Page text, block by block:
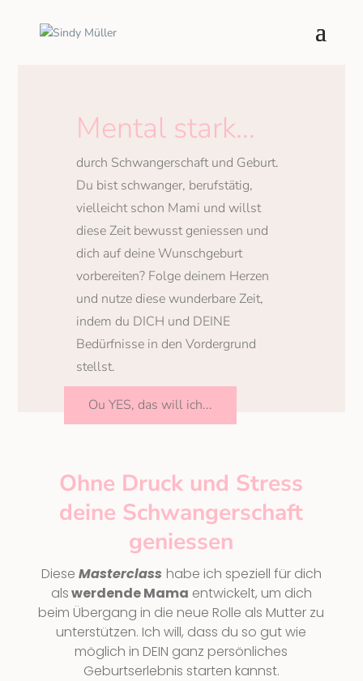
Mental stark…
durch Schwangerschaft und Geburt.
Du bist schwanger, berufstätig,
vielleicht schon Mami und willst
diese Zeit bewusst geniessen und
dich auf deine Wunschgeburt
vorbereiten? Folge deinem Herzen
und nutze diese wunderbare Zeit,
indem du DICH und DEINE
Bedürfnisse in den Vordergrund
stellst.
Ou YES, das will ich...
Ohne Druck und Stress
deine Schwangerschaft
geniessen
Diese Masterclass habe ich speziell für dich
alswerdende Mama entwickelt, um dich
beim Übergang in die neue Rolle als Mutter zu
unterstützen. Ich will, dass du so gut wie
möglich in DEIN ganz persönliches
Geburtserlebnis starten kannst.